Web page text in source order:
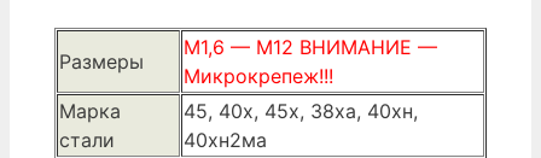
Размеры
М1,6 — М12 ВНИМАНИЕ —
Микрокрепеж!!!
Марка
стали
45, 40х, 45х, 38ха, 40хн,
40хн2ма